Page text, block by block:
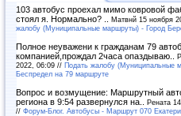
103 автобус проехал мимо ковровой
стоял я. Нормально? .. Матвнй 15 ноября
жалобу (Муниципальные маршруты) - Город
Полное неуважени к гражданам 79
компанией,прождал 2часа опаздываю..
2022, 06:09 // Подать жалобу (Муниципальные
Беспредел на 79 маршруте
Вопрос и возмущение: Маршрутный
региона в 9:54 развернулся на.. Рената
// Форум-Блог. Автобусы - Маршрут 070